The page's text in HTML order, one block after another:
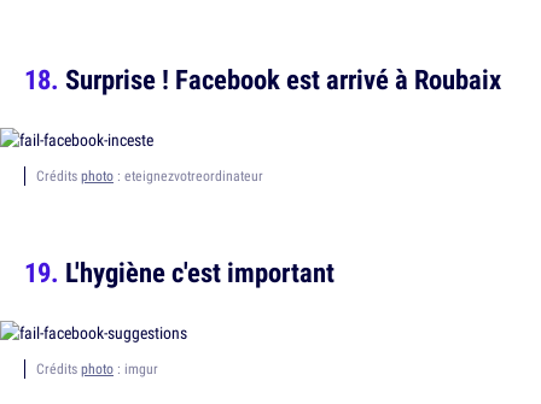
Surprise ! Facebook est arrivé à Roubaix
Crédits photo : eteignezvotreordinateur
L'hygiène c'est important
Crédits photo : imgur